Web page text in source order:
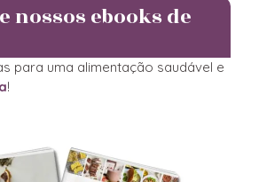
nossos ebooks de
para uma alimentação saudável e
!